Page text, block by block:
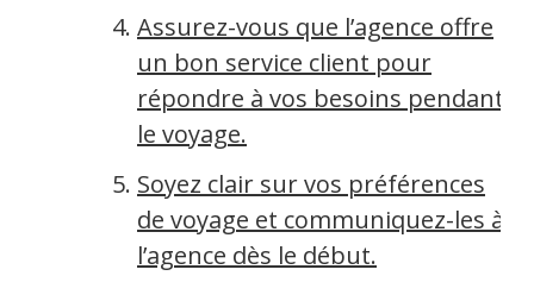
Assurez-vous que l’agence offre
un bon service client pour
répondre à vos besoins pendant
le voyage.
Soyez clair sur vos préférences
de voyage et communiquez-les à
l’agence dès le début.